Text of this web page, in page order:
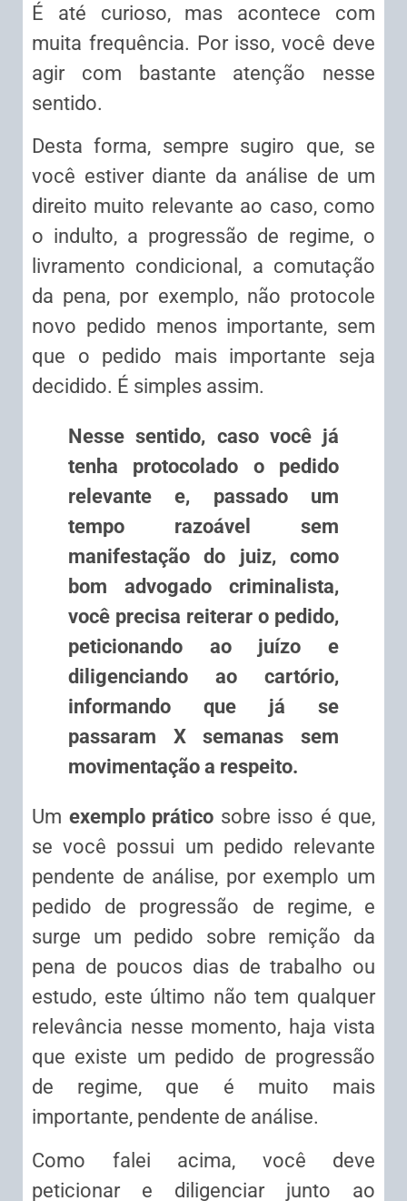
É até curioso, mas acontece com
muita frequência. Por isso, você deve
agir com bastante atenção nesse
sentido.
Desta forma, sempre sugiro que, se
você estiver diante da análise de um
direito muito relevante ao caso, como
o indulto, a progressão de regime, o
livramento condicional, a comutação
da pena, por exemplo, não protocole
novo pedido menos importante, sem
que o pedido mais importante seja
decidido. É simples assim.
Nesse sentido, caso você já
tenha protocolado o pedido
relevante e, passado um
tempo razoável sem
manifestação do juiz, como
bom advogado criminalista,
você precisa reiterar o pedido,
peticionando ao juízo e
diligenciando ao cartório,
informando que já se
passaram X semanas sem
movimentação a respeito.
Um exemplo prático sobre isso é que,
se você possui um pedido relevante
pendente de análise, por exemplo um
pedido de progressão de regime, e
surge um pedido sobre remição da
pena de poucos dias de trabalho ou
estudo, este último não tem qualquer
relevância nesse momento, haja vista
que existe um pedido de progressão
de regime, que é muito mais
importante, pendente de análise.
Como falei acima, você deve
peticionar e diligenciar junto ao